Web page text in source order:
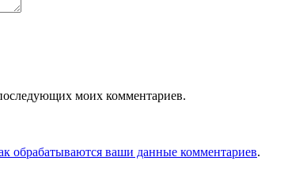
моих комментариев.
обрабатываются ваши данные комментариев.